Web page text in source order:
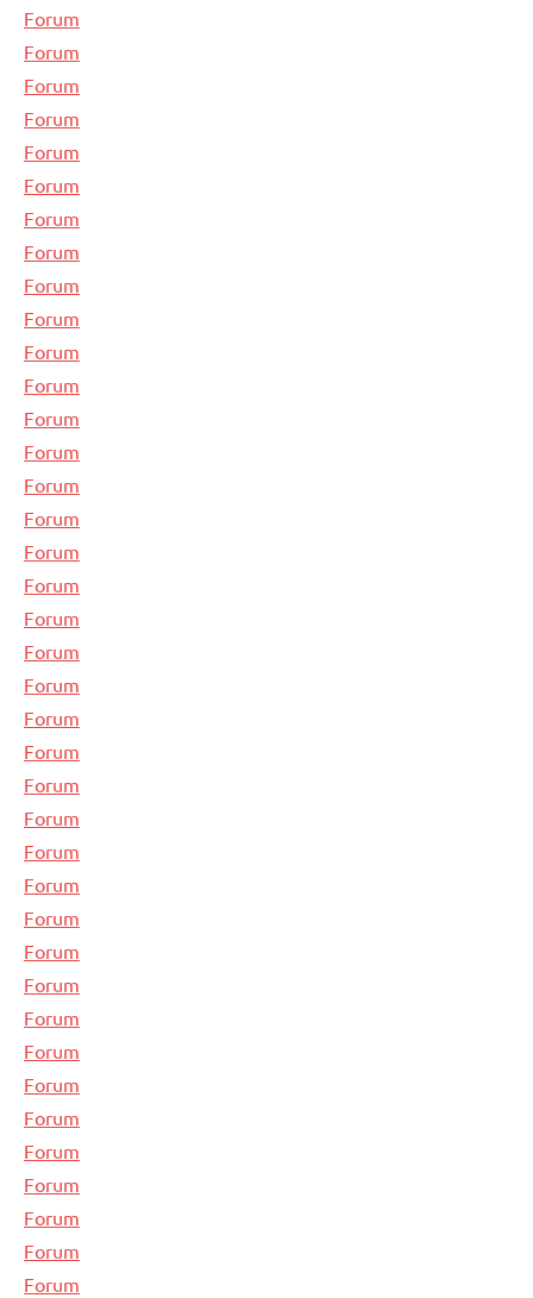
Forum
Forum
Forum
Forum
Forum
Forum
Forum
Forum
Forum
Forum
Forum
Forum
Forum
Forum
Forum
Forum
Forum
Forum
Forum
Forum
Forum
Forum
Forum
Forum
Forum
Forum
Forum
Forum
Forum
Forum
Forum
Forum
Forum
Forum
Forum
Forum
Forum
Forum
Forum